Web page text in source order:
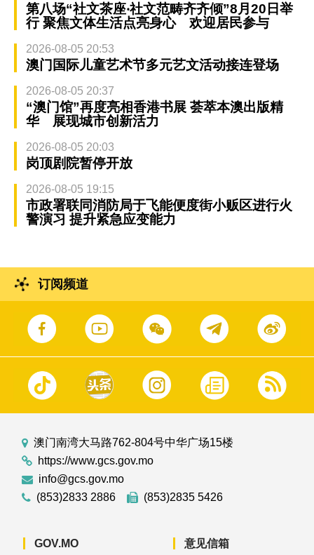
第八场“社文茶座‧社文范畴齐齐倾”8月20日举
行 聚焦文体生活点亮身心 欢迎居民参与
2026-08-05 20:53
澳门国际儿童艺术节多元艺文活动接连登场
2026-08-05 20:37
“澳门馆”再度亮相香港书展 荟萃本澳出版精
华 展现城市创新活力
2026-08-05 20:03
岗顶剧院暂停开放
2026-08-05 19:15
市政署联同消防局于飞能便度街小贩区进行火
警演习 提升紧急应变能力
订阅频道
澳门南湾大马路762-804号中华广场15楼
https://www.gcs.gov.mo
info@gcs.gov.mo
(853)2833 2886
(853)2835 5426
GOV.MO 意见信箱